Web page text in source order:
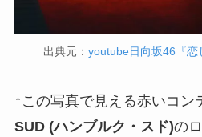
出典元： youtube日向坂46『恋
↑この写真で見える赤いコン
SUD (ハンブルク・スド)のロ